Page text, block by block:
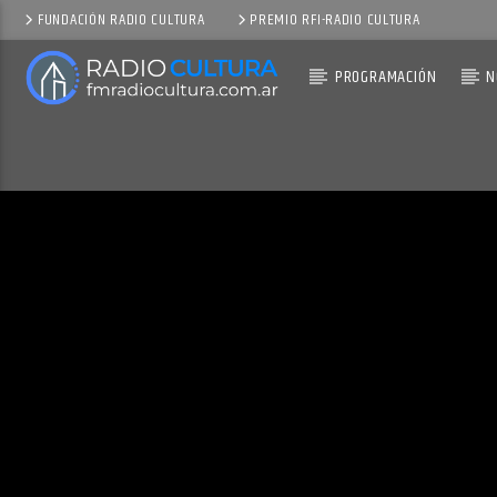
FUNDACIÓN RADIO CULTURA PREMIO RFI-RADIO CULTURA
PROGRAMACIÓN